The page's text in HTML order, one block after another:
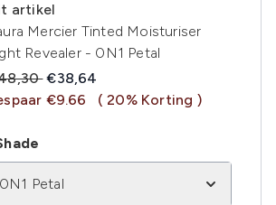
artikel
Mercier Tinted Moisturiser
Revealer - 0N1 Petal
Retail Price:
Huidige prijs:
€38,64
€9.66
( 20% Korting )
0N1 Petal